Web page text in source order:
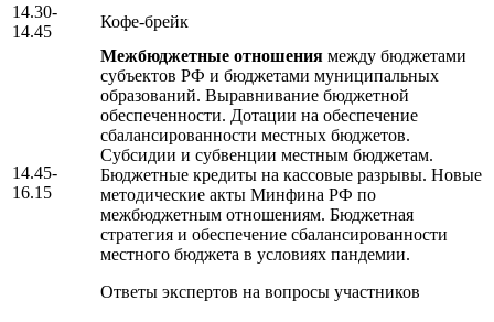
14.30-
14.45
Кофе-брейк
14.45-
16.15
Межбюджетные отношения между бюджетами
субъектов РФ и бюджетами муниципальных
образований. Выравнивание бюджетной
обеспеченности. Дотации на обеспечение
сбалансированности местных бюджетов.
Субсидии и субвенции местным бюджетам.
Бюджетные кредиты на кассовые разрывы. Новые
методические акты Минфина РФ по
межбюджетным отношениям. Бюджетная
стратегия и обеспечение сбалансированности
местного бюджета в условиях пандемии.
Ответы экспертов на вопросы участников